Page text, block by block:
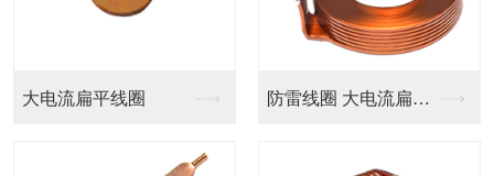
贴片绕线电感CD 绕线片式功率电感--...